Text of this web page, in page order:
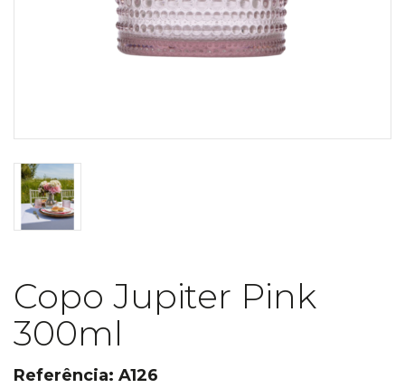
Copo Jupiter Pink
300ml
Referência: A126